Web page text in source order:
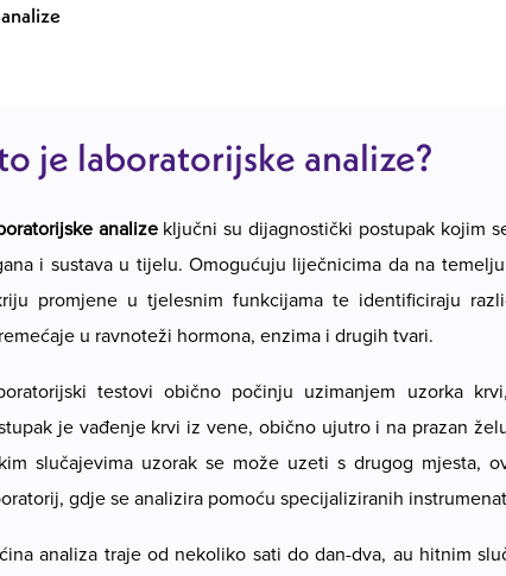
je laboratorijske analize?
analizeključni su dijagnostički postupak kojim
i sustava u tijelu. Omogućuju liječnicima da na
promjene u tjelesnim funkcijama te identificiraju
u ravnoteži hormona, enzima i drugih tvari.
testovi obično počinju uzimanjem uzorka
je vađenje krvi iz vene, obično ujutro i na prazan
slučajevima uzorak se može uzeti s drugog mjesta,
gdje se analizira pomoću specijaliziranih
analiza traje od nekoliko sati do dan-dva, au hitnim